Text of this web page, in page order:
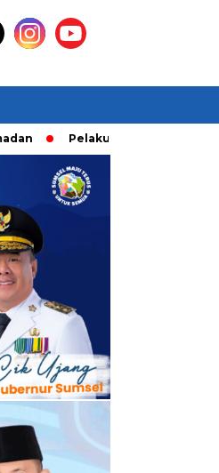
Pelaku Curanmor diringkusi